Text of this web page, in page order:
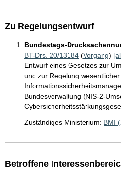
Zu Regelungsentwurf
Bundestags-
BT-Drs. 20/13184 (Vorgang)
Entwurf eines Gesetzes zur
und zur Regelung
Bundesverwaltung (NIS-2-
Zuständiges Ministerium: BMI
Betroffene